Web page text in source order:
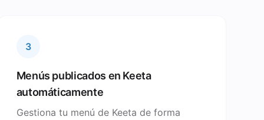
3
Menús publicados en Keeta
automáticamente
Gestiona tu menú de Keeta de forma